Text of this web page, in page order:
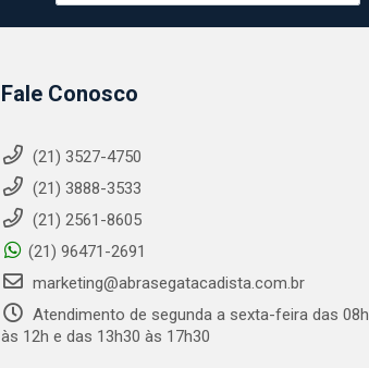
Fale Conosco
(21) 3527-4750
(21) 3888-3533
(21) 2561-8605
(21) 96471-2691
marketing@abrasegatacadista.com.br
Atendimento de segunda a sexta-feira das 08h
às 12h e das 13h30 às 17h30